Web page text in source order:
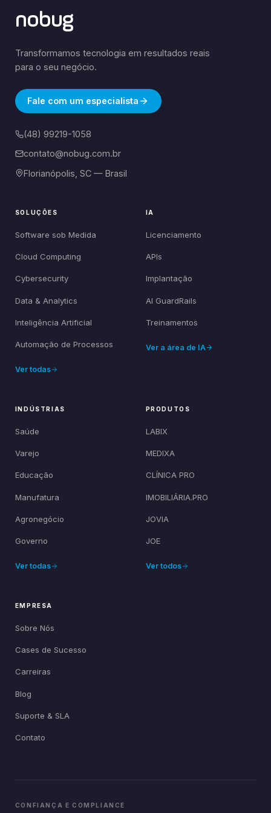
nobug
Transformamos tecnologia em resultados reais
para o seu negócio.
Fale com um especialista
(48) 99219-1058
contato@nobug.com.br
Florianópolis, SC — Brasil
SOLUÇÕES
Software sob Medida
Cloud Computing
Cybersecurity
Data & Analytics
Inteligência Artificial
Automação de Processos
Ver todas
IA
Licenciamento
APIs
Implantação
AI GuardRails
Treinamentos
Ver a área de IA
INDÚSTRIAS
Saúde
Varejo
Educação
Manufatura
Agronegócio
Governo
Ver todas
PRODUTOS
LABIX
MEDIXA
CLÍNICA PRO
IMOBILIÁRIA.PRO
JOVIA
JOE
Ver todos
EMPRESA
Sobre Nós
Cases de Sucesso
Carreiras
Blog
Suporte & SLA
Contato
CONFIANÇA E COMPLIANCE